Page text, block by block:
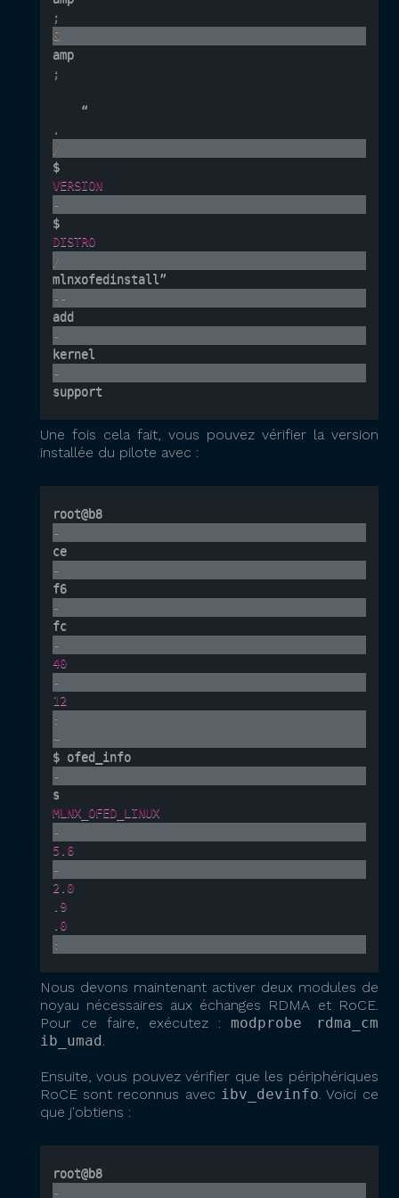
;
&
amp
;
    “
.
/
$
VERSION
-
$
DISTRO
/
mlnxofedinstall”
--
add
-
kernel
-
support
Une fois cela fait, vous pouvez vérifier la version
installée du pilote avec :
root@b8
-
ce
-
f6
-
fc
-
40
-
12
:
~
$ ofed_info
-
MLNX_OFED_LINUX
-
5.6
-
2.0
.9
.0
:
Nous devons maintenant activer deux modules de
noyau nécessaires aux échanges RDMA et RoCE.
Pour ce faire, exécutez : modprobe rdma_cm
ib_umad.
Ensuite, vous pouvez vérifier que les périphériques
RoCE sont reconnus avec ibv_devinfo. Voici ce
que j'obtiens :
root@b8
-